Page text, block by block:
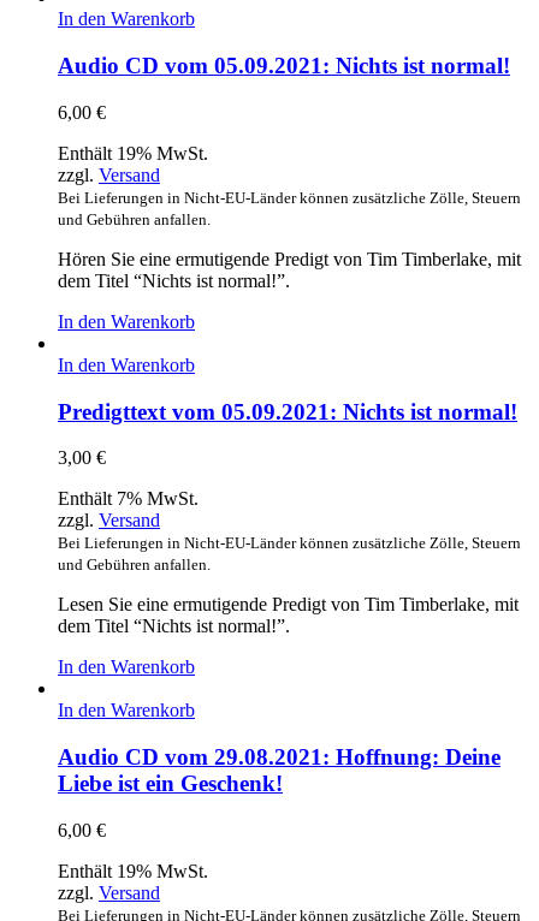
In den Warenkorb
Audio CD vom 05.09.2021: Nichts ist normal!
6,00 €
Enthält 19% MwSt.
zzgl. Versand
Bei Lieferungen in Nicht-EU-Länder können zusätzliche Zölle, Steuern
und Gebühren anfallen.
Hören Sie eine ermutigende Predigt von Tim Timberlake, mit
dem Titel “Nichts ist normal!”.
In den Warenkorb
In den Warenkorb
Predigttext vom 05.09.2021: Nichts ist normal!
3,00 €
Enthält 7% MwSt.
zzgl. Versand
Bei Lieferungen in Nicht-EU-Länder können zusätzliche Zölle, Steuern
und Gebühren anfallen.
Lesen Sie eine ermutigende Predigt von Tim Timberlake, mit
dem Titel “Nichts ist normal!”.
In den Warenkorb
In den Warenkorb
Audio CD vom 29.08.2021: Hoffnung: Deine
Liebe ist ein Geschenk!
6,00 €
Enthält 19% MwSt.
zzgl. Versand
Bei Lieferungen in Nicht-EU-Länder können zusätzliche Zölle, Steuern